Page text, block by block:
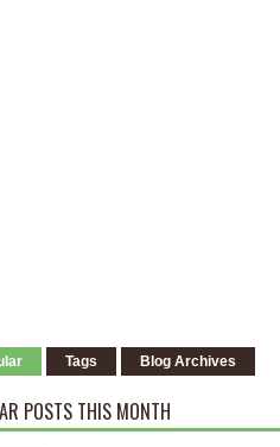
Tags Blog Archives
POSTS THIS MONTH